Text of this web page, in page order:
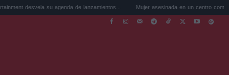
su agenda de lanzamientos... Mujer asesinada en un centro comercial de